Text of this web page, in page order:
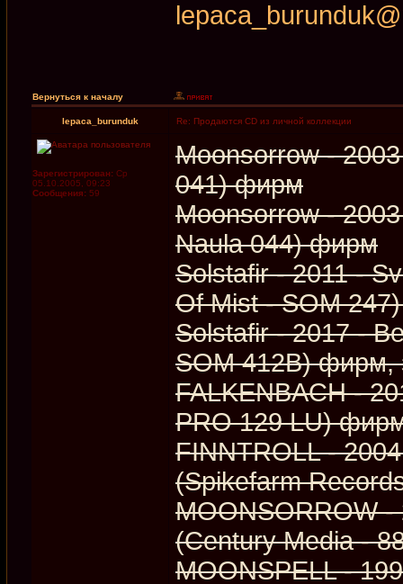
Вернуться к началу
lepaca_burunduk Re: Продаются CD из личной коллекции
Зарегистрирован: Ср
05.10.2005, 09:23
Сообщения: 59
Moonsorrow -
041) фирм
Moonsorrow -
Naula 044) фирм
Solstafir - 2011 -
Of Mist ‎- SOM
Solstafir - 2017 -
SOM 412B) фирм,
FALKENBACH -
PRO 129 LU)
FINNTROLL -
(Spikefarm
MOONSORROW -
(Century Media -
MOONSPELL -